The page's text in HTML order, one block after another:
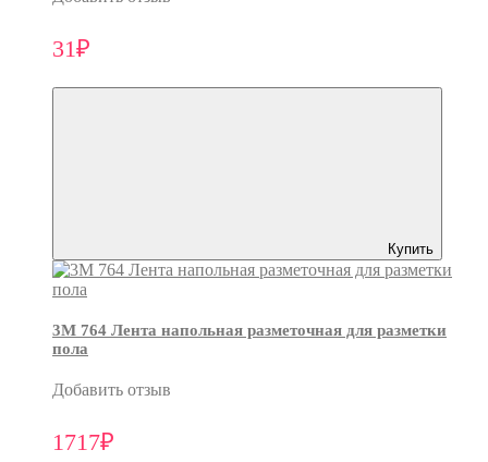
31₽
Купить
3M 764 Лента напольная разметочная для разметки
пола
Добавить отзыв
1717₽